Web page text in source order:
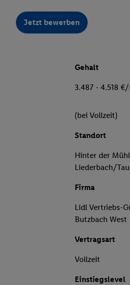
Jetzt bewerben
Gehalt
3.487 - 4.518
(bei Vollzeit)
Standort
Hinter der
Liederbach/
Firma
Lidl Vertriebs-
Butzbach West
Vertragsart
Vollzeit
Einstiegslevel